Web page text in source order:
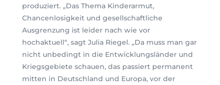
produziert. „Das Thema Kinderarmut,
Chancenlosigkeit und gesellschaftliche
Ausgrenzung ist leider nach wie vor
hochaktuell“, sagt Julia Riegel. „Da muss man gar
nicht unbedingt in die Entwicklungsländer und
Kriegsgebiete schauen, das passiert permanent
mitten in Deutschland und Europa, vor der